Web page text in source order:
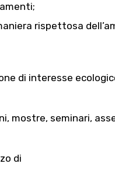
rispettosa
di interesse
mostre, seminari,
di